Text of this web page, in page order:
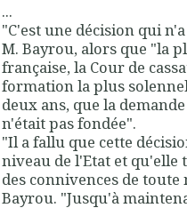
...
"C'est une décision qui
M. Bayrou, alors que "la
française, la Cour de
formation la plus
deux ans, que la
n'était pas fondée".
"Il a fallu que cette
niveau de l'Etat et qu'elle
des connivences de
Bayrou. "Jusqu'à